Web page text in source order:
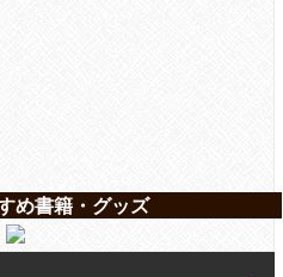
め書籍・グッズ